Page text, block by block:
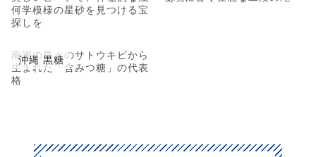
何学模様の星砂を見つける宝
探しを
沖縄 黒糖
南国の島々のサトウキビから
生まれた「含みつ糖」の代表
格